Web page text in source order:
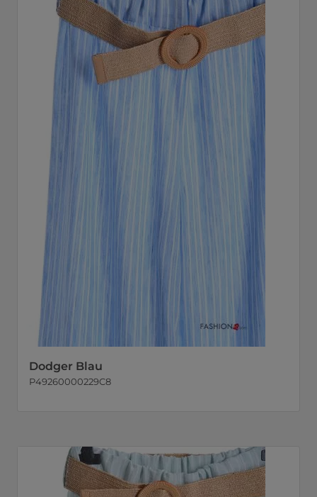
Dodger Blau
P49260000229C8